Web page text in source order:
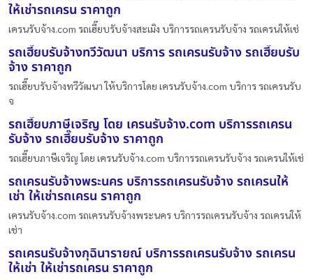
ให้เช่ารถเครน ราคาถูก
เครนรับจ้าง.com รถเฮี๊ยบรับจ้างสะเมิง บริการรถเครนรับจ้าง รถเครนให้เช่
รถเฮี๊ยบรับจ้างทวีวัฒนา บริการ รถเครนรับจ้าง รถเฮี๊ยบรับ
จ้าง ราคาถูก
รถเฮี๊ยบรับจ้างทวีวัฒนา ให้บริการโดย เครนรับจ้าง.com บริการ รถเครนรับ
จ
รถเฮี๊ยบภาษีเจริญ โดย เครนรับจ้าง.com บริการรถเครน
รับจ้าง รถเฮี๊ยบรับจ้าง ราคาถูก
รถเฮี๊ยบภาษีเจริญ โดย เครนรับจ้าง.com บริการรถเครนรับจ้าง รถเครนให้เช่
รถเครนรับจ้างพระนคร บริการรถเครนรับจ้าง รถเครนให้
เช่า ให้เช่ารถเครน ราคาถูก
เครนรับจ้าง.com รถเครนรับจ้างพระนคร บริการรถเครนรับจ้าง รถเครนให้
เช่า
รถเครนรับจ้างกุฉินารายณ์ บริการรถเครนรับจ้าง รถเครน
ให้เช่า ให้เช่ารถเครน ราคาถูก